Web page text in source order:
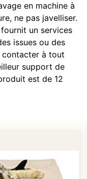
en machine à
ne pas javelliser.
fournit un services
issues ou des
contacter à tout
support de
est de 12